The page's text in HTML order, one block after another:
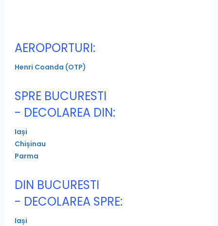
AEROPORTURI:
Henri Coanda (OTP)
SPRE BUCURESTI
- DECOLAREA DIN:
Iași
Chișinau
Parma
DIN BUCURESTI
- DECOLAREA SPRE:
Iași